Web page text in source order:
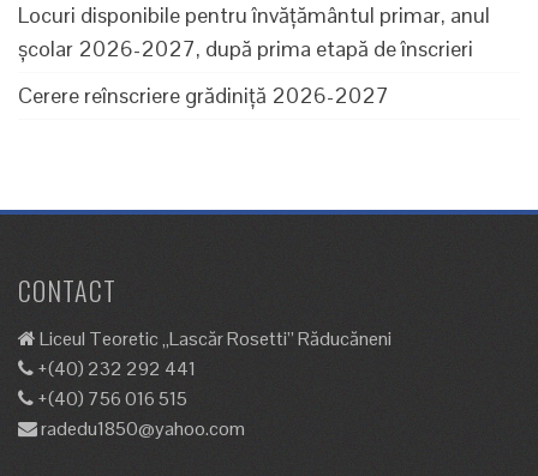
Locuri disponibile pentru învăţământul primar, anul
şcolar 2026-2027, după prima etapă de înscrieri
Cerere reînscriere grădiniță 2026-2027
CONTACT
Liceul Teoretic „Lascăr Rosetti” Răducăneni
+(40) 232 292 441
+(40) 756 016 515
radedu1850@yahoo.com